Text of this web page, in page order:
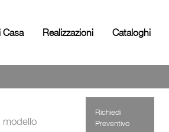
Casa Realizzazioni Cataloghi
Richiedi
Preventivo